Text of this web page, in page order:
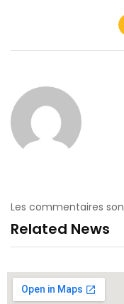
Les commentaires
Related News